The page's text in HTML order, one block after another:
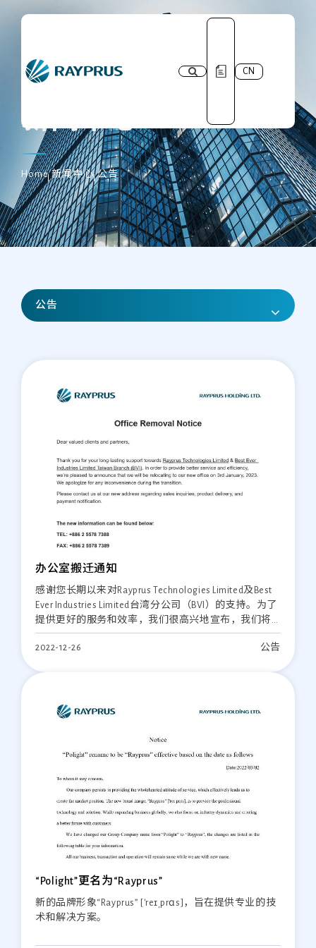
CN
新闻中心
Home 新闻中心 公告
公告
办公室搬迁通知
感谢您长期以来对Rayprus Technologies Limited及Best
Ever Industries Limited台湾分公司（BVI）的支持。为了
提供更好的服务和效率，我们很高兴地宣布，我们将
于2023年1月3日搬迁到新办公室。搬迁期间如有不便，
敬请谅解。请通过我们的新地址联系我们，处理销售
2022-12-26 公告
“Polight”更名为“Rayprus”
新的品牌形象“Rayprus” ['reɪˌprɑs]，旨在提供专业的技
术和解决方案。